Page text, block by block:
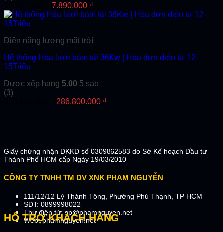
Giá
gốc
7.890.000 ₫
hiện
7.890.000 ₫.
Điện năng lượng mặt trời
Hệ thống Hòa lưới bám tải 36Kw | Hóa đơn điện từ 12-
15Triệu
Được xếp hạng 5.00 5 sao
(3)
Giá
286.800.000 ₫
Giấy chứng nhận ĐKKD số 0309862583 do Sở Kế hoạch Đầu tư
Thành Phố HCM cấp Ngày 19/03/2010
CÔNG TY TNHH TM DV XNK PHẠM NGUYỄN
111/12/12 Lý Thánh Tông, Phường Phú Thạnh, TP HCM
SĐT: 0899998022
Thư điện tử: sp@phamnguyen.net
Web: phamnguyen.net
HỖ TRỢ KHÁCH HÀNG